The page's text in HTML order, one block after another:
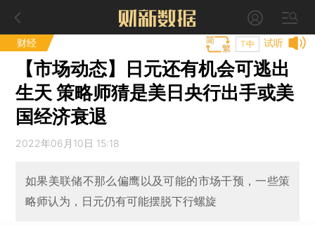
财经 试听
T中
【市场动态】日元还有机会可逃出
生天 策略师猜是美日央行出手或美
国经济衰退
2022年06月10日 15:18
如果美联储不那么偏鹰以及可能的市场干预，一些策
略师认为，日元仍有可能摆脱下行螺旋